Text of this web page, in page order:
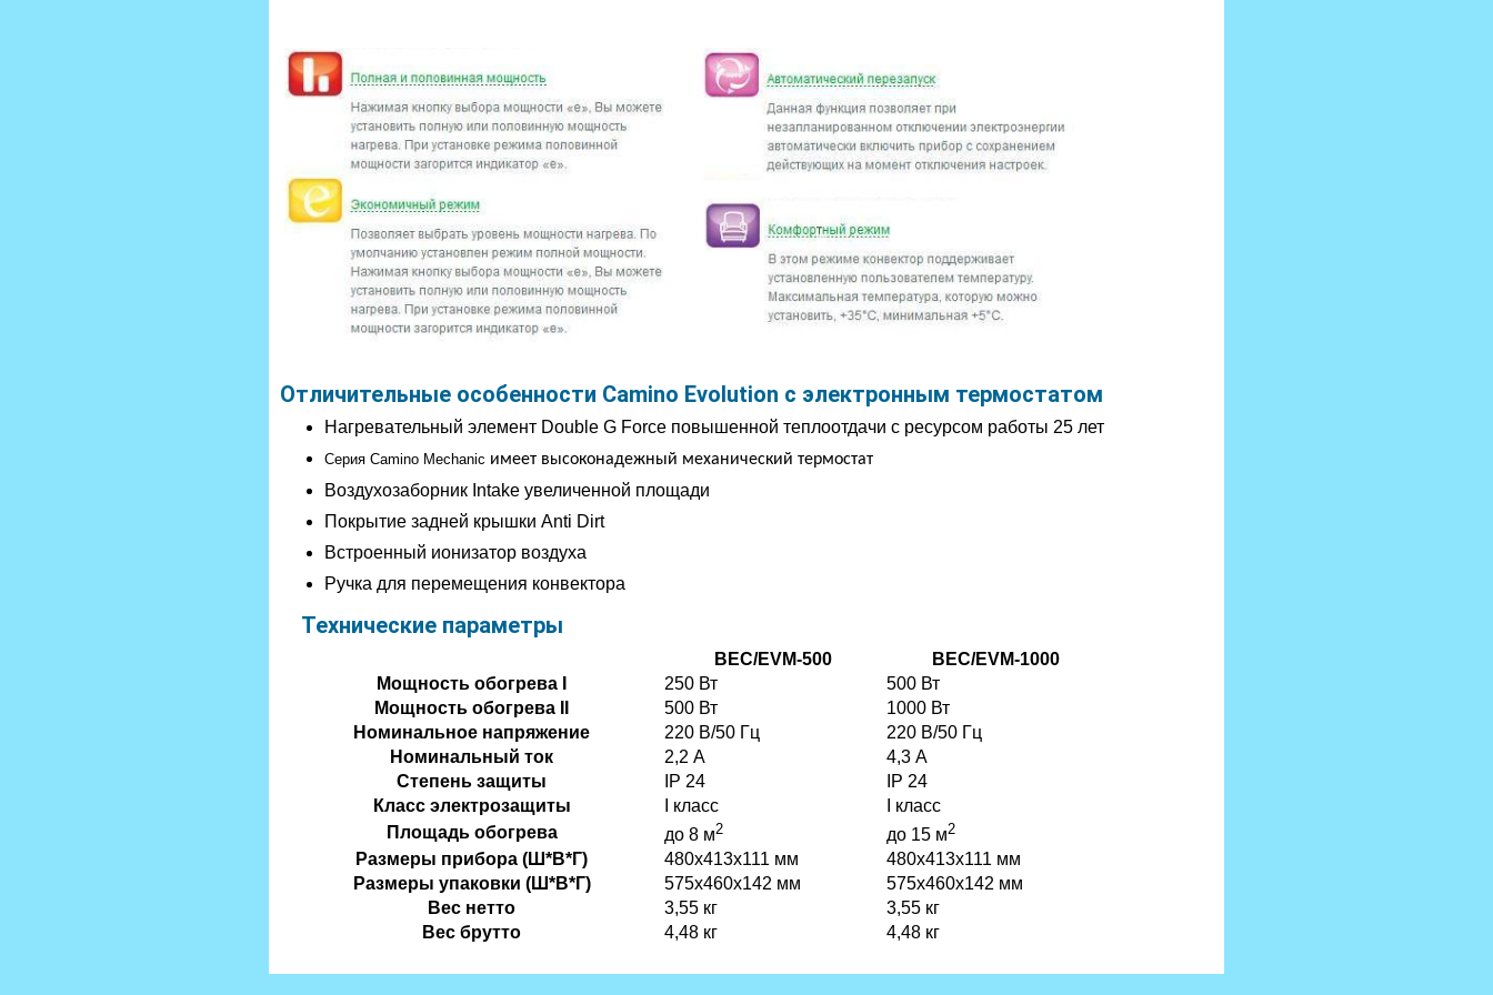
Отличительные особенности Camino Evolution с электронным термостатом
Нагревательный элемент Double G Force повышенной теплоотдачи с ресурсом работы 25 лет
Серия Сamino Mechanic имеет высоконадежный механический термостат
Воздухозаборник Intake увеличенной площади
Покрытие задней крышки Anti Dirt
Встроенный ионизатор воздуха
Ручка для перемещения конвектора
Технические параметры
BEC/EVM-500
BEC/EVM-1000
Мощность обогрева I
250 Вт
500 Вт
Мощность обогрева II
500 Вт
1000 Вт
Номинальное напряжение
220 В/50 Гц
220 В/50 Гц
Номинальный ток
2,2 А
4,3 А
Степень защиты
IP 24
IP 24
Класс электрозащиты
I класс
I класс
Площадь обогрева
до 8 м2 до 15 м2
Размеры прибора (Ш*В*Г) 480х413х111 мм
480х413х111 мм
Размеры упаковки (Ш*В*Г)
575х460х142 мм
575х460х142 мм
Вес нетто
3,55 кг
3,55 кг
Вес брутто
4,48 кг 4,48 кг